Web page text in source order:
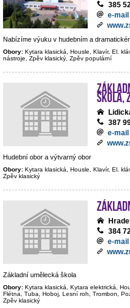
385
e-mail
Nabízíme výuku v hudebním a
Obory: Kytara klasická, Housle, Klavír, El.
nástroje, Zpěv klasický, Zpěv populární
škola,
387
e-mail
Hudební obor a výtvarný obor
Obory: Kytara klasická, Housle, Klavír, El.
Zpěv klasický
384
e-mail
Základní umělecká škola
Obory: Kytara klasická, Kytara elektrická,
Flétna, Tuba, Hoboj, Lesní roh, Trombon,
Zpěv klasický